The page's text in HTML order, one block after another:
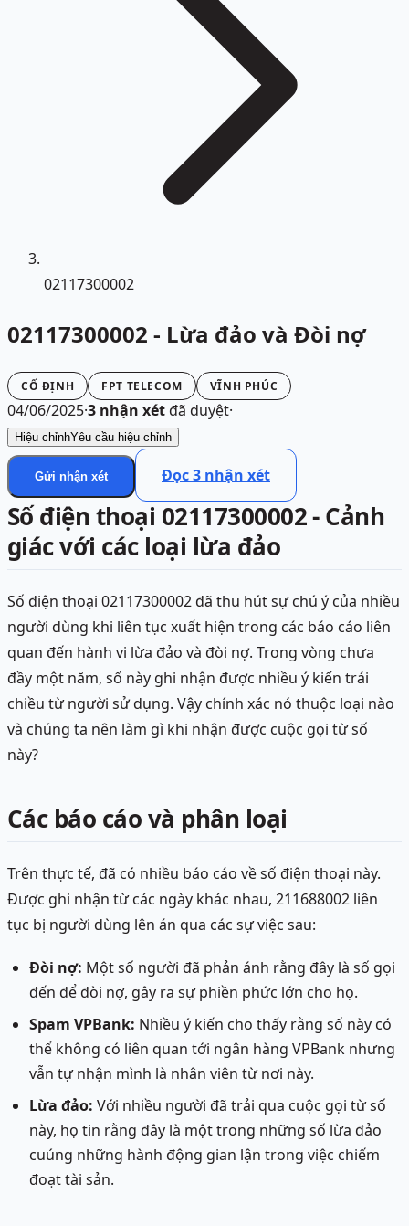
02117300002
02117300002 - Lừa đảo và Đòi nợ
CỐ ĐỊNH FPT TELECOM VĨNH PHÚC
04/06/2025·3 nhận xétđã duyệt·
Hiệu chỉnhYêu cầu hiệu chỉnh
Gửi nhận xét Đọc3 nhận xét
Số điện thoại 02117300002 - Cảnh
giác với các loại lừa đảo
Số điện thoại 02117300002 đã thu hút sự chú ý của nhiều
người dùng khi liên tục xuất hiện trong các báo cáo liên
quan đến hành vi lừa đảo và đòi nợ. Trong vòng chưa
đầy một năm, số này ghi nhận được nhiều ý kiến trái
chiều từ người sử dụng. Vậy chính xác nó thuộc loại nào
và chúng ta nên làm gì khi nhận được cuộc gọi từ số
này?
Các báo cáo và phân loại
Trên thực tế, đã có nhiều báo cáo về số điện thoại này.
Được ghi nhận từ các ngày khác nhau, 211688002 liên
tục bị người dùng lên án qua các sự việc sau:
Đòi nợ: Một số người đã phản ánh rằng đây là số gọi
đến để đòi nợ, gây ra sự phiền phức lớn cho họ.
Spam VPBank: Nhiều ý kiến cho thấy rằng số này có
thể không có liên quan tới ngân hàng VPBank nhưng
vẫn tự nhận mình là nhân viên từ nơi này.
Lừa đảo: Với nhiều người đã trải qua cuộc gọi từ số
này, họ tin rằng đây là một trong những số lừa đảo
cuúng những hành động gian lận trong việc chiếm
đoạt tài sản.